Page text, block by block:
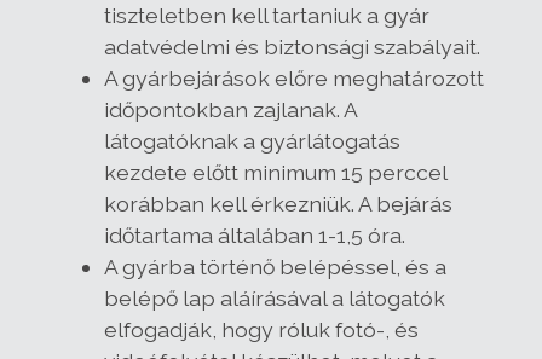
tiszteletben kell tartaniuk a gyár
adatvédelmi és biztonsági szabályait.
A gyárbejárások előre meghatározott
időpontokban zajlanak. A
látogatóknak a gyárlátogatás
kezdete előtt minimum 15 perccel
korábban kell érkezniük. A bejárás
időtartama általában 1-1,5 óra.
A gyárba történő belépéssel, és a
belépő lap aláírásával a látogatók
elfogadják, hogy róluk fotó-, és